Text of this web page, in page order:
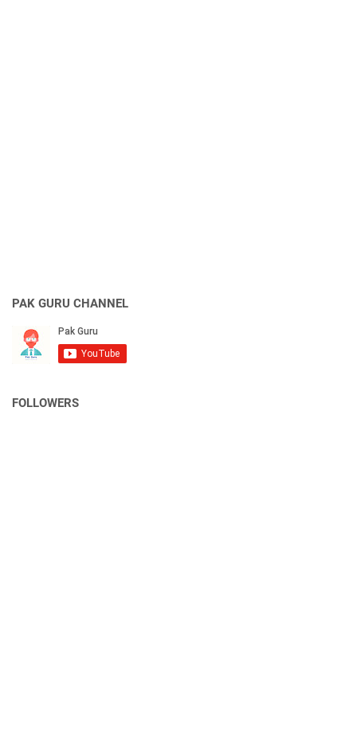
PAK GURU CHANNEL
FOLLOWERS